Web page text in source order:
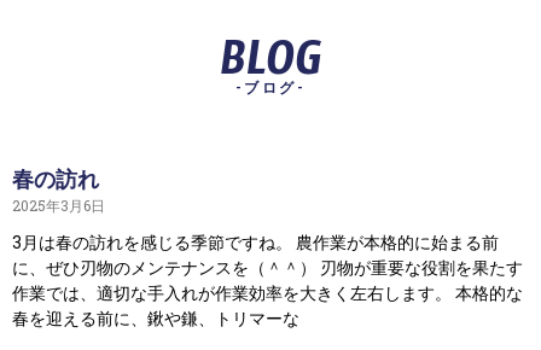
BLOG
-ブログ-
春の訪れ
2025年3月6日
3月は春の訪れを感じる季節ですね。 農作業が本格的に始まる前
に、ぜひ刃物のメンテナンスを（＾＾） 刃物が重要な役割を果たす
作業では、適切な手入れが作業効率を大きく左右します。 本格的な
春を迎える前に、鍬や鎌、トリマーな